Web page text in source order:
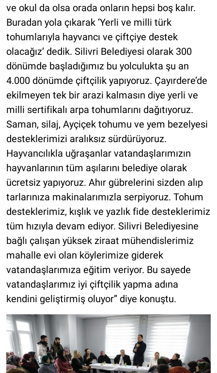
ve okul da olsa orada onların hepsi boş kalır.
Buradan yola çıkarak ‘Yerli ve milli türk
tohumlarıyla hayvancı ve çiftçiye destek
olacağız’ dedik. Silivri Belediyesi olarak 300
dönümde başladığımız bu yolculukta şu an
4.000 dönümde çiftçilik yapıyoruz. Çayırdere’de
ekilmeyen tek bir arazi kalmasın diye yerli ve
milli sertifikalı arpa tohumlarını dağıtıyoruz.
Saman, silaj, Ayçiçek tohumu ve yem bezelyesi
desteklerimizi aralıksız sürdürüyoruz.
Hayvancılıkla uğraşanlar vatandaşlarımızın
hayvanlarının tüm aşılarını belediye olarak
ücretsiz yapıyoruz. Ahır gübrelerini sizden alıp
tarlarınıza makinalarımızla serpiyoruz. Tohum
desteklerimiz, kışlık ve yazlık fide desteklerimiz
tüm hızıyla devam ediyor. Silivri Belediyesine
bağlı çalışan yüksek ziraat mühendislerimiz
mahalle evi olan köylerimize giderek
vatandaşlarımıza eğitim veriyor. Bu sayede
vatandaşlarımız iyi çiftçilik yapma adına
kendini geliştirmiş oluyor” diye konuştu.